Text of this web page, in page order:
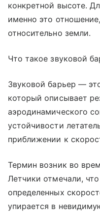
конкретной высоте.
именно это
относительно земли.
Что такое звуковой
Звуковой барьер —
который описывает
аэродинамического
устойчивости
приближении к
Термин возник во
Летчики отмечали,
определенных
упирается в